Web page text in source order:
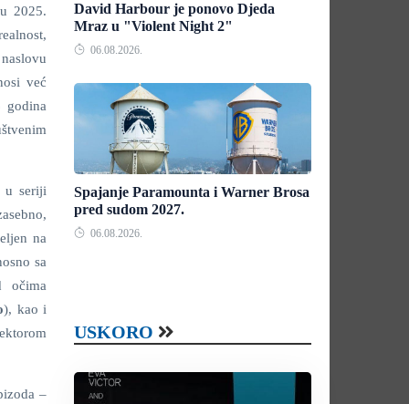
2025.
već
godina
seriji
na
sa
očima
), kao i
–
David Harbour je ponovo Djeda
Mraz u "Violent Night 2"
06.08.2026.
Spajanje Paramounta i Warner Brosa
pred sudom 2027.
06.08.2026.
USKORO